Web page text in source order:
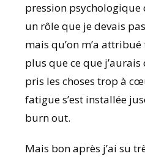
pression psychologique
un rôle que je devais
mais qu’on m’a
plus que ce que j’aurais
pris les choses trop à
fatigue s’est installée
burn out.
Mais bon après j’ai su